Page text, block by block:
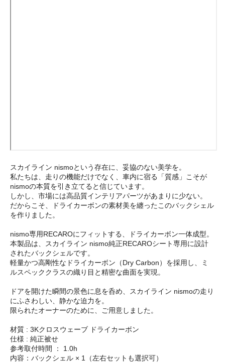
スカイライン nismoという存在に、妥協のない美学を。
私たちは、走りの機能だけでなく、車内に宿る「質感」こそが
nismoの本質を引き立てると信じています。
しかし、市場には高品質インテリアパーツがあまりに少ない。
だからこそ、ドライカーボンの素材美を纏ったこのバックシェル
を作りました。
nismo専用RECAROにフィットする、ドライカーボン一体成型。
本製品は、スカイライン nismo純正RECAROシート専用に設計
されたバックシェルです。
軽量かつ高剛性なドライカーボン（Dry Carbon）を採用し、ミ
ルスペッククラスの織り目と精密な曲面を実現。
ドアを開けた瞬間の景色に息を呑め、スカイライン nismoの走り
にふさわしい、静かな迫力を。
限られたオーナーのために、ご用意しました。
材質 : 3Kクロスウェーブ ドライカーボン
仕様 : 純正被せ
参考取付時間 ： 1.0h
内容：バックシェル × 1（左右セットも選択可）